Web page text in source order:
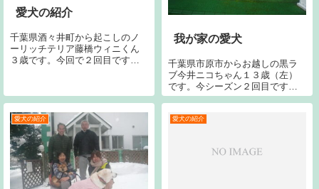
愛犬の紹介
千葉県酒々井町から起こしのノ
ーリッチテリア藤橋ウィニくん
３歳です。今回で２回目です。
我が家の愛犬
千葉県市原市からお越しの黒ラ
ブ今井ニコちゃん１３歳（左）
です。今シーズン２回目です。
今回で１９回目です。宜しくお
らお越しの黒ラブ奥野アイリー
回目です。宜しく...
愛犬の紹介 愛犬の紹介